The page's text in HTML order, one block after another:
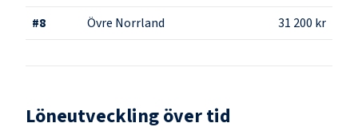
#8 Övre Norrland 31 200 kr
Löneutveckling över tid